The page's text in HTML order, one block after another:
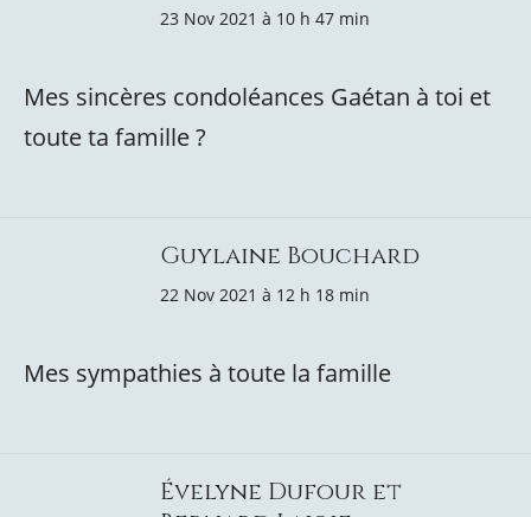
23 Nov 2021 à 10 h 47 min
Mes sincères condoléances Gaétan à toi et
toute ta famille ?
Guylaine Bouchard
22 Nov 2021 à 12 h 18 min
Mes sympathies à toute la famille
Évelyne Dufour et